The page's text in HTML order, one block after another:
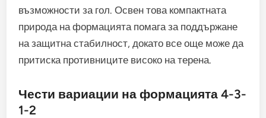
възможности за гол. Освен това компактната
природа на формацията помага за поддържане
на защитна стабилност, докато все още може да
притиска противниците високо на терена.
Чести вариации на формацията 4-3-
1-2